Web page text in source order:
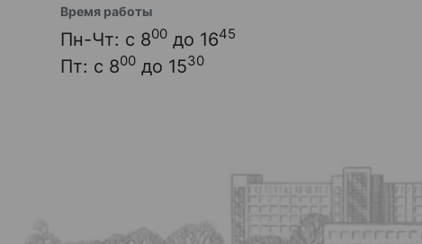
Время работы
Пн-Чт: с 800 до 1645
Пт: с 800 до 1530